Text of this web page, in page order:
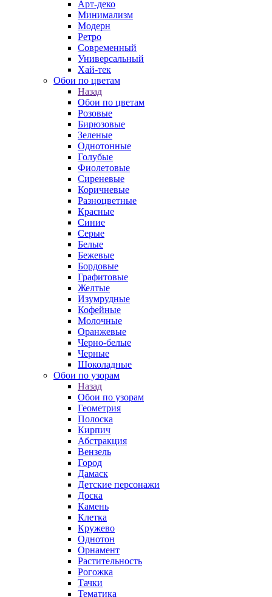
Арт-деко
Минимализм
Модерн
Ретро
Современный
Универсальный
Хай-тек
Обои по цветам
Назад
Обои по цветам
Розовые
Бирюзовые
Зеленые
Однотонные
Голубые
Фиолетовые
Сиреневые
Коричневые
Разноцветные
Красные
Синие
Серые
Белые
Бежевые
Бордовые
Графитовые
Желтые
Изумрудные
Кофейные
Молочные
Оранжевые
Черно-белые
Черные
Шоколадные
Обои по узорам
Назад
Обои по узорам
Геометрия
Полоска
Кирпич
Абстракция
Вензель
Город
Дамаск
Детские персонажи
Доска
Камень
Клетка
Кружево
Однотон
Орнамент
Растительность
Рогожка
Тачки
Тематика